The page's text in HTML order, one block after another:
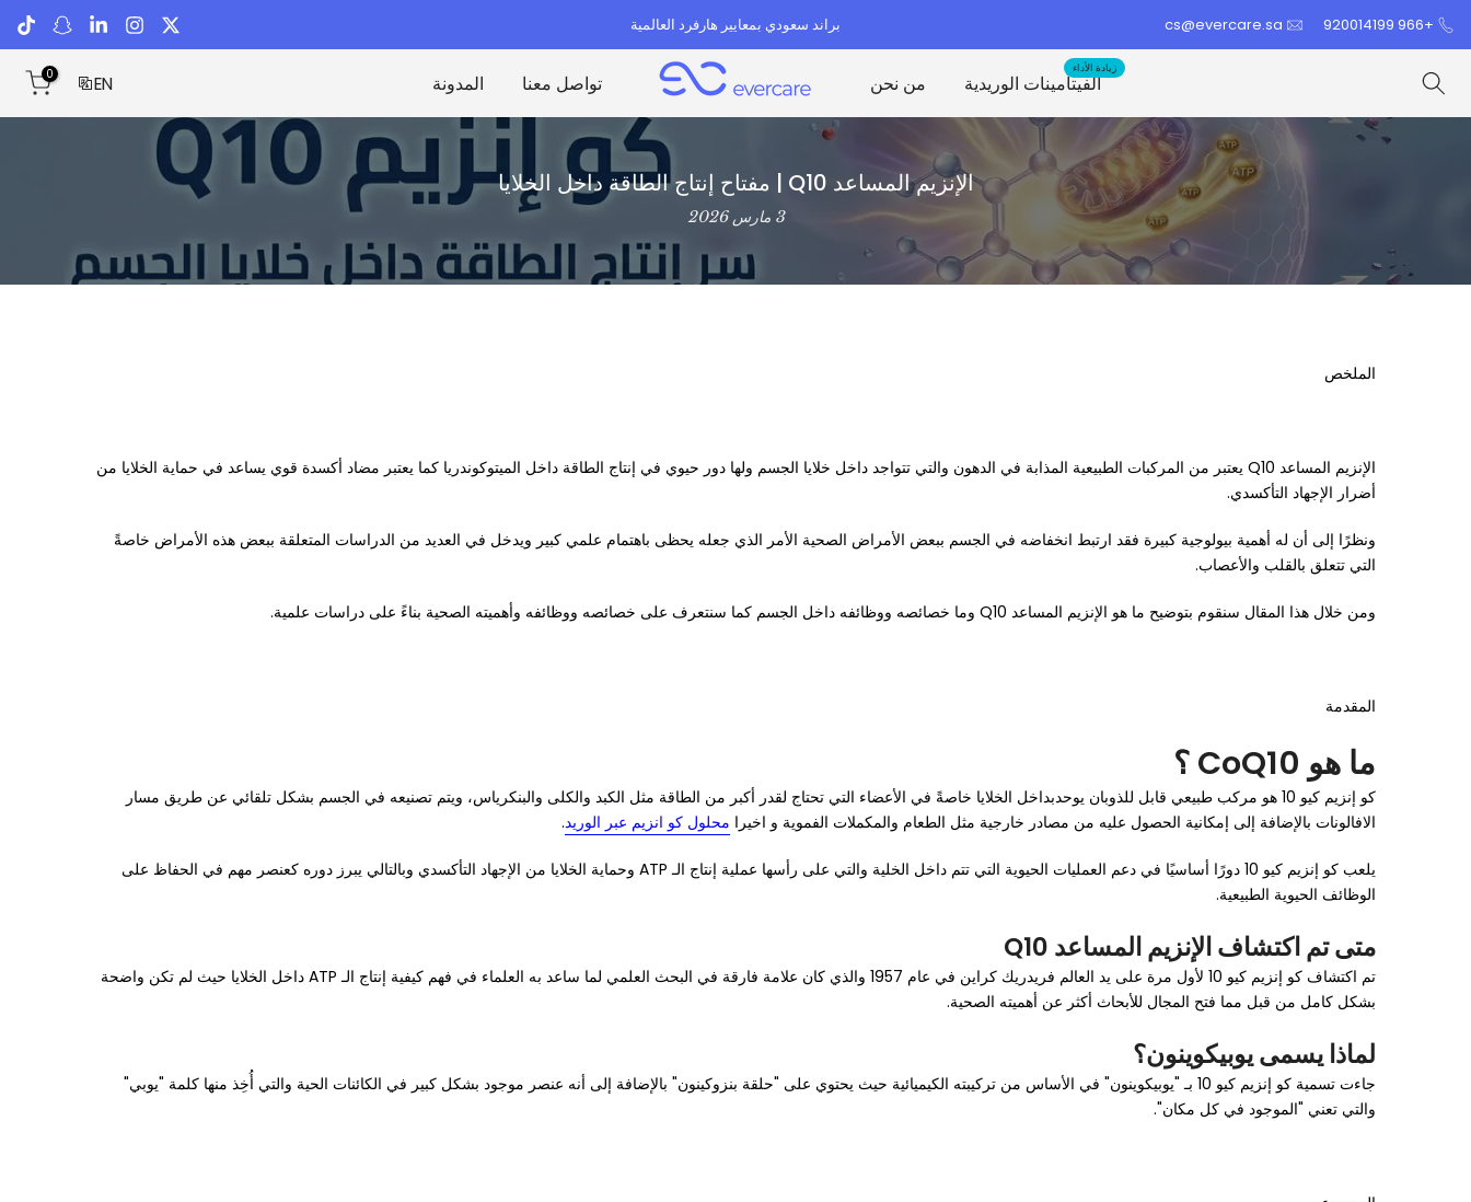
الانتقال
إلى
المحتوى
+966 920014199
cs@evercare.sa براند سعودي بمعايير هارفرد العالمية
EN الفيتامينات الوريدية
زيادة الأداء
من نحن تواصل معنا المدونة 0
الإنزيم المساعد Q10 | مفتاح إنتاج الطاقة داخل الخلايا
3 مارس 2026
الملخص
الإنزيم المساعد Q10
يعتبر من المركبات الطبيعية المذابة في الدهون والتي تتواجد داخل خلايا الجسم ولها دور حيوي في إنتاج الطاقة داخل الميتوكوندريا كما يعتبر مضاد أكسدة قوي يساعد في حماية الخلايا من
أضرار الإجهاد التأكسدي.
ونظرًا إلى أن له أهمية بيولوجية كبيرة فقد ارتبط انخفاضه في الجسم ببعض الأمراض الصحية الأمر الذي جعله يحظى باهتمام علمي كبير ويدخل في العديد من الدراسات المتعلقة ببعض هذه الأمراض خاصةً
التي تتعلق بالقلب والأعصاب.
ومن خلال هذا المقال سنقوم بتوضيح ما هو الإنزيم المساعد Q10 وما خصائصه ووظائفه داخل الجسم كما سنتعرف على خصائصه ووظائفه وأهميته الصحية بناءً على دراسات علمية.
المقدمة
ما هو CoQ10 ؟
كو إنزيم كيو 10 هو مركب طبيعي قابل للذوبان يوحدبداخل الخلايا خاصةً في الأعضاء التي تحتاج لقدر أكبر من الطاقة مثل الكبد والكلى والبنكرياس، ويتم تصنيعه في الجسم بشكل تلقائي عن طريق مسار
الافالونات بالإضافة إلى إمكانية الحصول عليه من مصادر خارجية مثل الطعام والمكملات الفموية و اخيرا محلول كو انزيم عبر الوريد.
يلعب كو إنزيم كيو 10 دورًا أساسيًا في دعم العمليات الحيوية التي تتم داخل الخلية والتي على رأسها عملية إنتاج الـ ATP وحماية الخلايا من الإجهاد التأكسدي وبالتالي يبرز دوره كعنصر مهم في الحفاظ على
الوظائف الحيوية الطبيعية.
متى تم اكتشاف الإنزيم المساعد Q10
تم اكتشاف كو إنزيم كيو 10 لأول مرة على يد العالم فريدريك كراين في عام 1957 والذي كان علامة فارقة في البحث العلمي لما ساعد به العلماء في فهم كيفية إنتاج الـ ATP داخل الخلايا حيث لم تكن واضحة
بشكل كامل من قبل مما فتح المجال للأبحاث أكثر عن أهميته الصحية.
لماذا يسمى يوبيكوينون؟
جاءت تسمية كو إنزيم كيو 10 بـ "يوبيكوينون" في الأساس من تركيبته الكيميائية حيث يحتوي على "حلقة بنزوكينون" بالإضافة إلى أنه عنصر موجود بشكل كبير في الكائنات الحية والتي أُخِذ منها كلمة "يوبي"
والتي تعني "الموجود في كل مكان".